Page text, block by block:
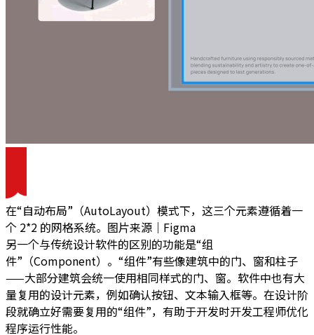
在“自动布局”（AutoLayout）模式下，这三个元素遵循着一
个 2*2 的网格系统。图片来源｜Figma
另一个与传统设计软件的区别的功能是“组
件”（Component）。“组件”有些像建筑中的门、窗和柱子
——大部分建筑会统一使用相同样式的门、窗。软件中也有大
量复用的设计元素，例如确认按钮、文本输入框等。在设计阶
段就确立好需要复用的“组件”，有助于开发时开发工程师优化
程序运行性能。